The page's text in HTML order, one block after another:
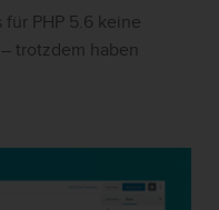
PHP 5.6 keine
trotzdem haben